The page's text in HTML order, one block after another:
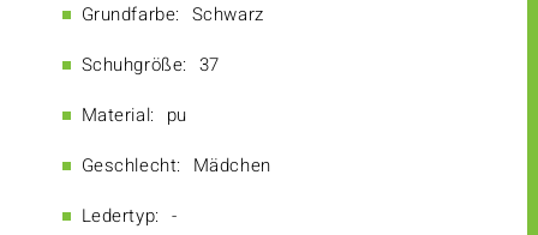
Grundfarbe: Schwarz
Schuhgröße: 37
Material: pu
Geschlecht: Mädchen
Ledertyp: -